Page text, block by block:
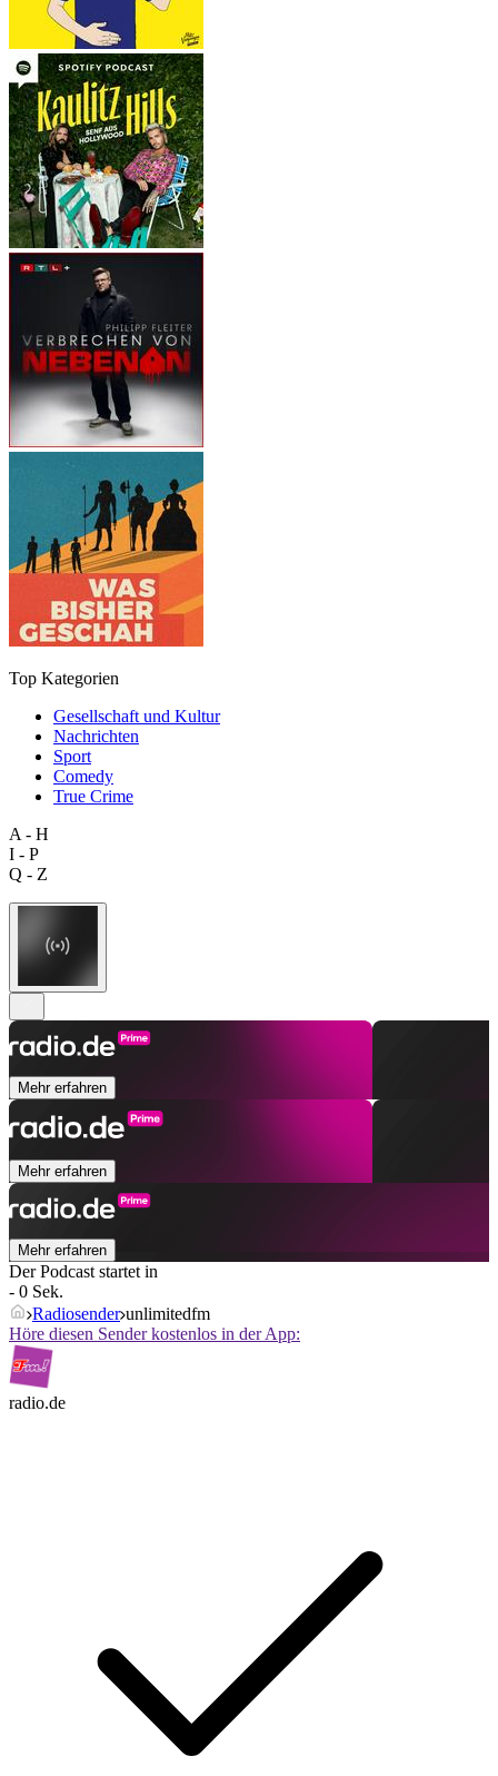
Top Kategorien
Gesellschaft und Kultur
Nachrichten
Sport
Comedy
True Crime
A - H
I - P
Q - Z
Mehr erfahren
Mehr erfahren
Mehr erfahren
Der Podcast startet in
- 0 Sek.
Radiosender unlimitedfm
Höre diesen Sender kostenlos in der App:
radio.de